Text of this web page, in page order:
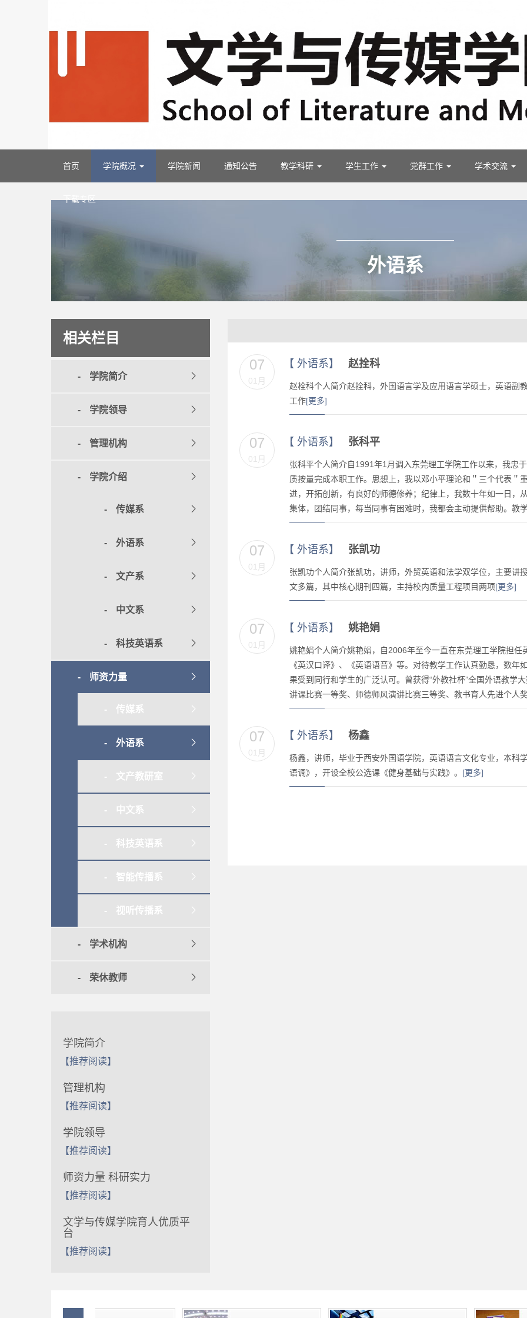
首页 学院概况 学院新闻 通知公告 教学科研 学生工作 党群工作 学术交流
下载专区
外语系
相关栏目
学院简介
学院领导
管理机构
学院介绍
传媒系
外语系
文产系
中文系
科技英语系
师资力量
传媒系
外语系
文产教研室
中文系
科技英语系
智能传播系
视听传播系
学术机构
荣休教师
学院简介
【推荐阅读】
管理机构
【推荐阅读】
学院领导
【推荐阅读】
师资力量 科研实力
【推荐阅读】
文学与传媒学院育人优质平
台
【推荐阅读】
07
01月
【 外语系】 赵拴科
赵栓科​个人简介赵拴科，外国语言学及应用语言学硕士，英语副
工作[更多]
07
01月
【 外语系】 张科平
张科平个人简介自1991年1月调入东莞理工学院工作以来，我忠
质按量完成本职工作。思想上，我以邓小平理论和＂三个代表＂
进，开拓创新，有良好的师德修养；纪律上，我数十年如一日，
集体，团结同事，每当同事有困难时，我都会主动提供帮助。教
07
01月
【 外语系】 张凯功
张凯功个人简介张凯功，讲师，外贸英语和法学双学位，主要讲
文多篇，其中核心期刊四篇，主持校内质量工程项目两项[更多]
07
01月
【 外语系】 姚艳娟
姚艳娟个人简介姚艳娟，自2006年至今一直在东莞理工学院担任
《英汉口译》、《英语语音》等。对待教学工作认真勤恳，数
果受到同行和学生的广泛认可。曾获得“外教社杯”全国外语教学
讲课比赛一等奖、师德师风演讲比赛三等奖、教书育人先进个人
07
01月
【 外语系】 杨鑫
杨鑫，讲师，毕业于西安外国语学院，英语语言文化专业，本科
语调》，开设全校公选课《健身基础与实践》。 [更多]